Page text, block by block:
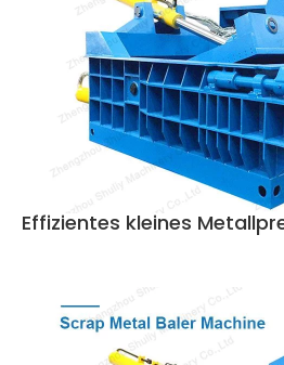
Effizientes kleines